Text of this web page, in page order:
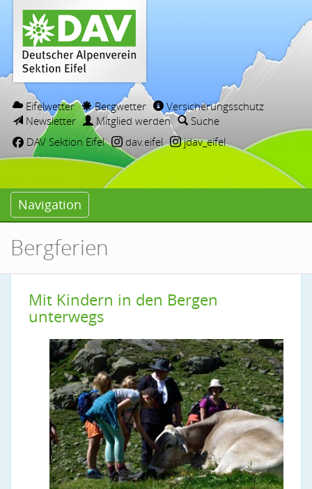
Eifelwetter Bergwetter
Versicherungsschutz
Newsletter
Mitglied werden
Suche
DAV Sektion Eifel
dav.eifel jdav_eifel
Navigation
Bergferien
Mit Kindern in den Bergen
unterwegs